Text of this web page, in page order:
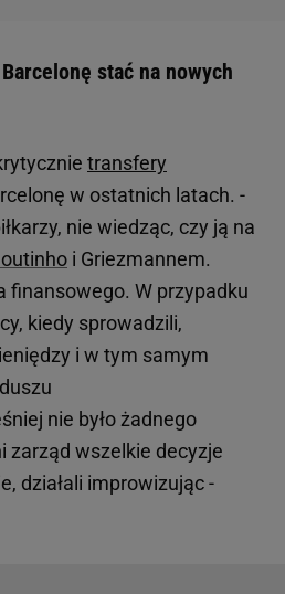
stać na nowych
transfery
w ostatnich latach. -
nie wiedząc, czy ją na
i Griezmannem.
finansowego. W przypadku
kiedy sprowadzili,
i w tym samym
nie było żadnego
zarząd wszelkie decyzje
działali improwizując -